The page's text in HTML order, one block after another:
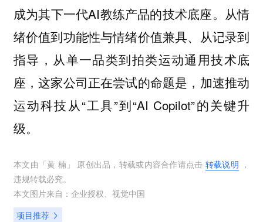
成为其下一代AI教练产品的技术底座。从情
绪价值到功能性与情绪价值兼具、从记录到
指导，从单一品类到拍类运动通用技术底
座，这家公司正在尝试的命题是，加速推动
运动科技从“工具”到“AI Copilot”的关键升
级。
本文由「黄 楠」 原创出品，转载或内容合作请点击 转载说明 ，
违规转载必究。
本文图片来自： 企业授权
视觉中国
项目推荐